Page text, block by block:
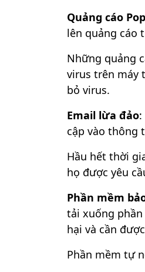
Quảng cáo
lên quảng cáo
Những quảng
virus trên máy
bỏ virus.
Email lừa đảo
cập vào thông
Hầu hết thời
họ được yêu
Phần mềm
tải xuống
hại và cần
Phần mềm tự